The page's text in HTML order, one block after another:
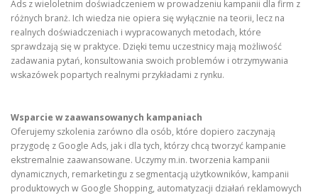
Ads z wieloletnim doświadczeniem w prowadzeniu kampanii dla firm z
różnych branż. Ich wiedza nie opiera się wyłącznie na teorii, lecz na
realnych doświadczeniach i wypracowanych metodach, które
sprawdzają się w praktyce. Dzięki temu uczestnicy mają możliwość
zadawania pytań, konsultowania swoich problemów i otrzymywania
wskazówek popartych realnymi przykładami z rynku.
Wsparcie w zaawansowanych kampaniach
Oferujemy szkolenia zarówno dla osób, które dopiero zaczynają
przygodę z Google Ads, jak i dla tych, którzy chcą tworzyć kampanie
ekstremalnie zaawansowane. Uczymy m.in. tworzenia kampanii
dynamicznych, remarketingu z segmentacją użytkowników, kampanii
produktowych w Google Shopping, automatyzacji działań reklamowych